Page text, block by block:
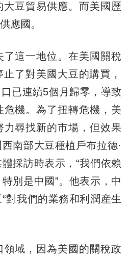
大豆貿易供應。而美國歷
應國。
這一地位。在美國關稅
了對美國大豆的購買，‌
已連續5個月歸零‌，導致
危機。為了扭轉危機，美
力尋找新的市場，但效果
南部大豆種植戶布拉德·
採訪時表示，“我們依賴
別是中國”。他表示，中
對我們的業務和利潤産生
域，因為美國的關稅政